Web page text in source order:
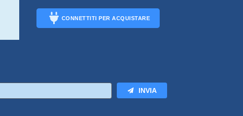
CONNETTITI PER ACQUISTARE
INVIA